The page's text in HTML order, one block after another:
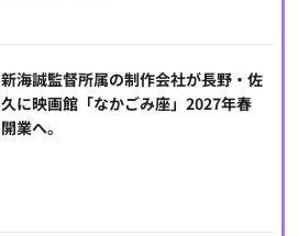
新海誠監督所属の制作会社が長野・佐
久に映画館「なかごみ座」2027年春
開業へ。